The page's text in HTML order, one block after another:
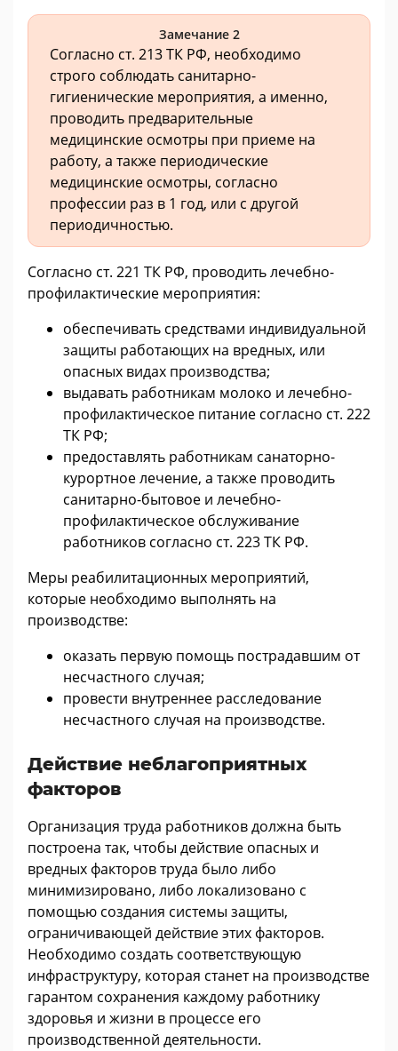
Замечание 2
Согласно ст. 213 ТК РФ, необходимо
строго соблюдать санитарно-
гигиенические мероприятия, а именно,
проводить предварительные
медицинские осмотры при приеме на
работу, а также периодические
медицинские осмотры, согласно
профессии раз в 1 год, или с другой
периодичностью.
Согласно ст. 221 ТК РФ, проводить лечебно-
профилактические мероприятия:
обеспечивать средствами индивидуальной
защиты работающих на вредных, или
опасных видах производства;
выдавать работникам молоко и лечебно-
профилактическое питание согласно ст. 222
ТК РФ;
предоставлять работникам санаторно-
курортное лечение, а также проводить
санитарно-бытовое и лечебно-
профилактическое обслуживание
работников согласно ст. 223 ТК РФ.
Меры реабилитационных мероприятий,
которые необходимо выполнять на
производстве:
оказать первую помощь пострадавшим от
несчастного случая;
провести внутреннее расследование
несчастного случая на производстве.
Действие неблагоприятных
факторов
Организация труда работников должна быть
построена так, чтобы действие опасных и
вредных факторов труда было либо
минимизировано, либо локализовано с
помощью создания системы защиты,
ограничивающей действие этих факторов.
Необходимо создать соответствующую
инфраструктуру, которая станет на производстве
гарантом сохранения каждому работнику
здоровья и жизни в процессе его
производственной деятельности.